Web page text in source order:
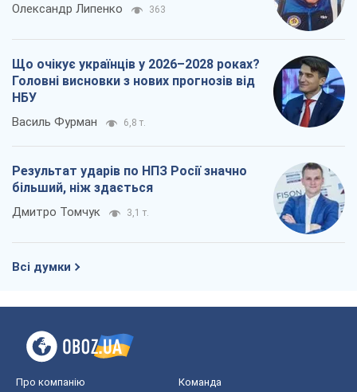
Олександр Липенко 363
Що очікує українців у 2026–2028 роках?
Головні висновки з нових прогнозів від
НБУ
Василь Фурман 6,8 т.
Результат ударів по НПЗ Росії значно
більший, ніж здається
Дмитро Томчук 3,1 т.
Всі думки
Про компанію Команда